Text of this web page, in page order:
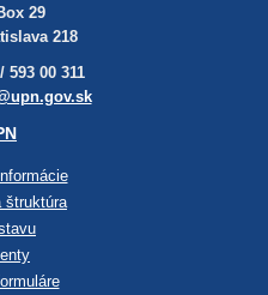
29
218
593 00 311
štruktúra